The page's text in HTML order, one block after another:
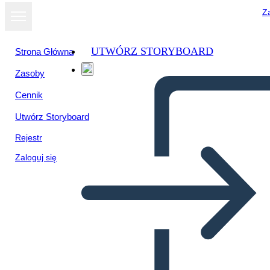
Strona Główna
Zasoby
Cennik
Utwórz Storyboard
Rejestr
Zaloguj się
UTWÓRZ STORYBOARD